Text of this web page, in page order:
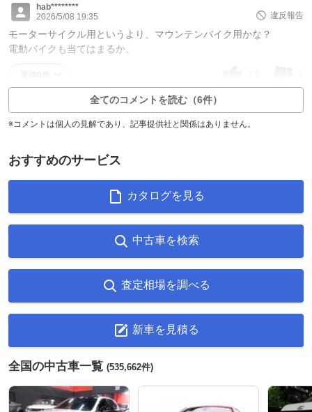
hab********
2026/5/08 19:35
違反報告
モーターサイクル用というより、マウンテンバイク用かな？
電動バイクも当てはまるか。
全てのコメントを読む（6件）
※コメントは個人の見解であり、記事提供社と関係はありません。
おすすめのサービス
カタログを見る
中古車を検索
査定相場を調べる
新車を見積る
全国の中古車一覧 (535,662件)